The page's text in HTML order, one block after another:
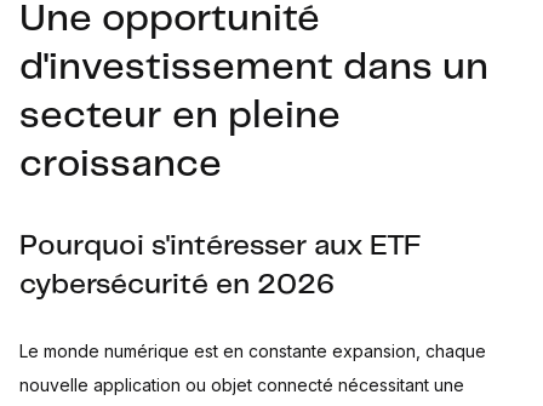
Cybersécurité : un pari de croissance à doser
Sources
Une opportunité
d'investissement dans un
secteur en pleine
croissance
Pourquoi s'intéresser aux ETF
cybersécurité en 2026
Le monde numérique est en constante expansion, chaque
nouvelle application ou objet connecté nécessitant une